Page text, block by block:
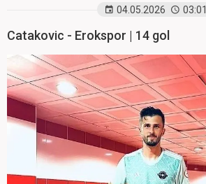
04.05.2026 03:01
Catakovic - Erokspor | 14 gol